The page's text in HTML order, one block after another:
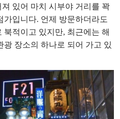
있어 마치 시부야 거리를 꽉
가입니다. 언제 방문하더라도
적이고 있지만, 최근에는 해
장소의 하나로 되어 가고 있